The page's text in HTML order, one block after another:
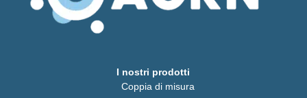
I nostri prodotti
Coppia di misura